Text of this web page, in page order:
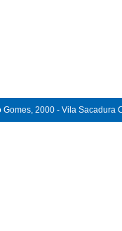
2000 - Vila